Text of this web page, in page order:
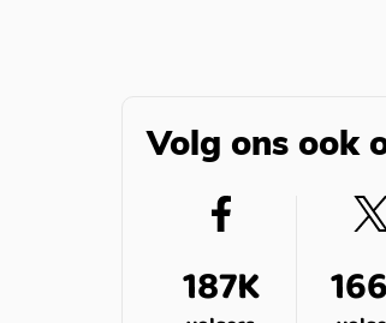
Volg ons ook
187K